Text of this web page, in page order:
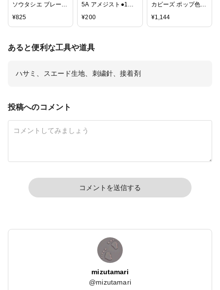
ソウタシエ ブレード
アソート フォレスト
¥825
5A アメジスト●1粒
売り● 鑑別済・本物
ワーストーン
¥200
カビーズ ポップ色
（3gx10本セット） |
つくる楽しみ ビーズ
¥1,144
あると便利な工具や道具
ハサミ、スエード生地、刺繍針、接着剤
投稿へのコメント
コメントを送信する
mizutamari
@mizutamari